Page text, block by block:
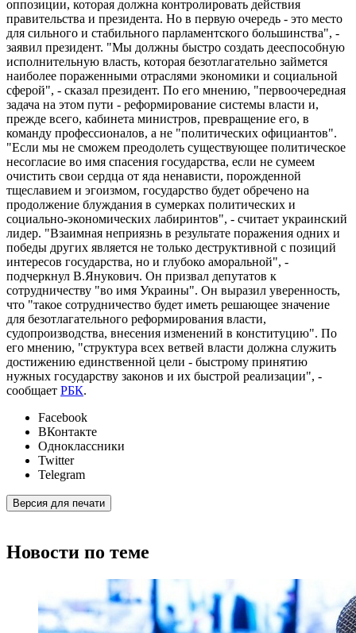
оппозиции, которая должна контролировать действия
правительства и президента. Но в первую очередь - это место
для сильного и стабильного парламентского большинства", -
заявил президент. "Мы должны быстро создать дееспособную
исполнительную власть, которая безотлагательно займется
наиболее пораженными отраслями экономики и социальной
сферой", - сказал президент. По его мнению, "первоочередная
задача на этом пути - реформирование системы власти и,
прежде всего, кабинета министров, превращение его, в
команду профессионалов, а не "политических официантов".
"Если мы не сможем преодолеть существующее политическое
несогласие во имя спасения государства, если не сумеем
очистить свои сердца от яда ненависти, порожденной
тщеславием и эгоизмом, государство будет обречено на
продолжение блуждания в сумерках политических и
социально-экономических лабиринтов", - считает украинский
лидер. "Взаимная неприязнь в результате поражения одних и
победы других является не только деструктивной с позиций
интересов государства, но и глубоко аморальной", -
подчеркнул В.Янукович. Он призвал депутатов к
сотрудничеству "во имя Украины". Он выразил уверенность,
что "такое сотрудничество будет иметь решающее значение
для безотлагательного реформирования власти,
судопроизводства, внесения изменений в конституцию". По
его мнению, "структура всех ветвей власти должна служить
достижению единственной цели - быстрому принятию
нужных государству законов и их быстрой реализации", -
сообщает РБК.
Facebook
ВКонтакте
Одноклассники
Twitter
Telegram
Версия для печати
Новости по теме